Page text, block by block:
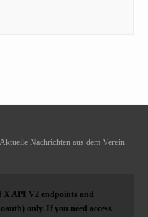
Nachrichten aus dem Verein
X API V2 endpoints and
only. If you need access